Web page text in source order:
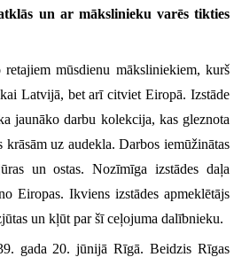
un ar mākslinieku varēs tikties
mūsdienu māksliniekiem, kurš
Latvijā, bet arī citviet Eiropā. Izstāde
jaunāko darbu kolekcija, kas gleznota
uz audekla. Darbos iemūžinātas
un ostas. Nozīmīga izstādes daļa
Eiropas. Ikviens izstādes apmeklētājs
un kļūt par šī ceļojuma dalībnieku.
gada 20. jūnijā Rīgā. Beidzis Rīgas